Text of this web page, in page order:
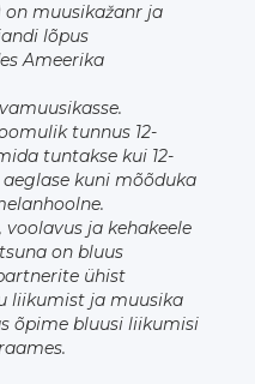
on muusikažanr ja
lõpus
Ameerika
tunnus 12-
tuntakse kui 12-
kuni mõõduka
ja kehakeele
on bluus
ühist
liikumist ja muusika
õpime bluusi liikumisi